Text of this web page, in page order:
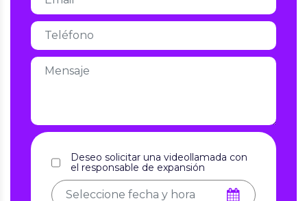
Deseo solicitar una videollamada con
el responsable de expansión